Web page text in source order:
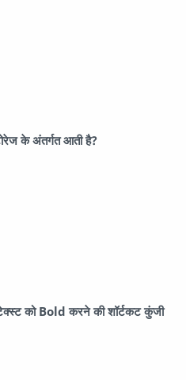
के अंतर्गत आती है?
को Bold करने की शॉर्टकट कुंजी